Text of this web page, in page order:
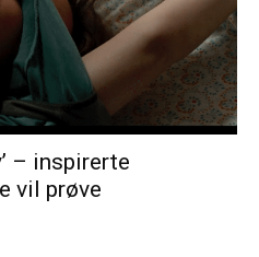
– inspirerte
vil prøve